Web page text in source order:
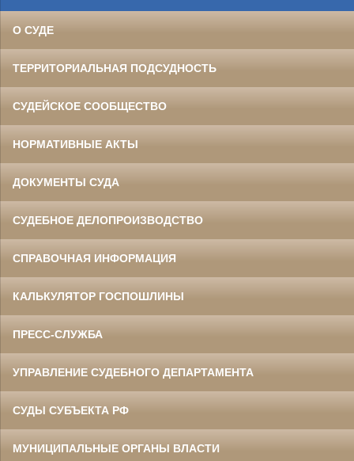
О СУДЕ
ТЕРРИТОРИАЛЬНАЯ ПОДСУДНОСТЬ
СУДЕЙСКОЕ СООБЩЕСТВО
НОРМАТИВНЫЕ АКТЫ
ДОКУМЕНТЫ СУДА
СУДЕБНОЕ ДЕЛОПРОИЗВОДСТВО
СПРАВОЧНАЯ ИНФОРМАЦИЯ
КАЛЬКУЛЯТОР ГОСПОШЛИНЫ
ПРЕСС-СЛУЖБА
УПРАВЛЕНИЕ СУДЕБНОГО ДЕПАРТАМЕНТА
СУДЫ СУБЪЕКТА РФ
МУНИЦИПАЛЬНЫЕ ОРГАНЫ ВЛАСТИ